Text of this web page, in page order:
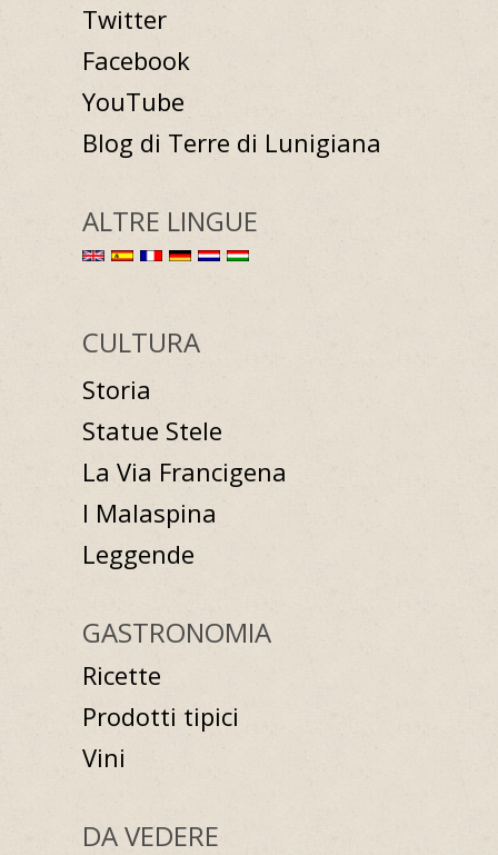
Twitter
Facebook
YouTube
Blog di Terre di Lunigiana
ALTRE LINGUE
CULTURA
Storia
Statue Stele
La Via Francigena
I Malaspina
Leggende
GASTRONOMIA
Ricette
Prodotti tipici
Vini
DA VEDERE